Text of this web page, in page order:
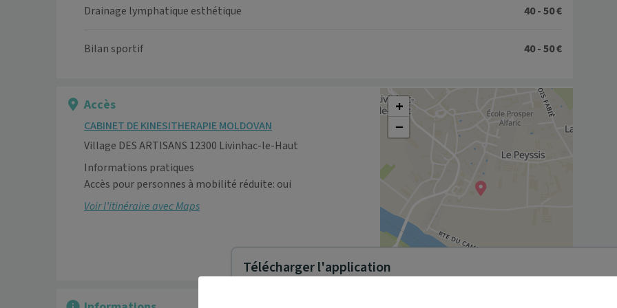
Drainage lymphatique esthétique 40 - 50 €
Bilan sportif 40 - 50 €
Accès
CABINET DE KINESITHERAPIE MOLDOVAN
Village DES ARTISANS 12300 Livinhac-le-Haut
Informations pratiques
Accès pour personnes à mobilité réduite: oui
Voir l’itinéraire avec Maps
+
−
Leaflet|©OpenStreetMapcontributors
Télécharger l'application